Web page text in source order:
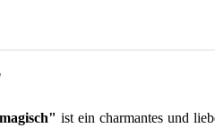
ist ein charmantes und